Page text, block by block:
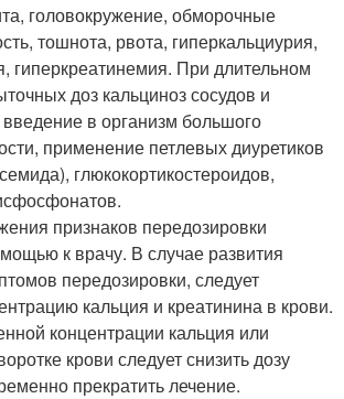
головокружение, обморочные
тошнота, рвота, гиперкальциурия,
гиперкреатинемия. При длительном
доз кальциноз сосудов и
в организм большого
применение петлевых диуретиков
глюкокортикостероидов,
признаков передозировки
к врачу. В случае развития
передозировки, следует
кальция и креатинина в крови.
концентрации кальция или
крови следует снизить дозу
прекратить лечение.